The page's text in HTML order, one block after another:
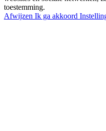
toestemming.
Afwijzen Ik ga akkoord